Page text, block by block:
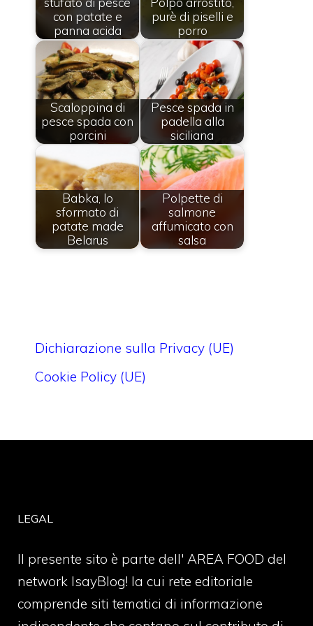
con patate e
panna acida
purè di piselli e
porro
Scaloppina di
pesce spada con
porcini
Pesce spada in
padella alla
siciliana
Babka, lo
sformato di
patate made
Belarus
Polpette di
salmone
affumicato con
salsa
Dichiarazione sulla Privacy (UE)
Cookie Policy (UE)
LEGAL
Il presente sito è parte dell' AREA FOOD del
network IsayBlog! la cui rete editoriale
comprende siti tematici di informazione